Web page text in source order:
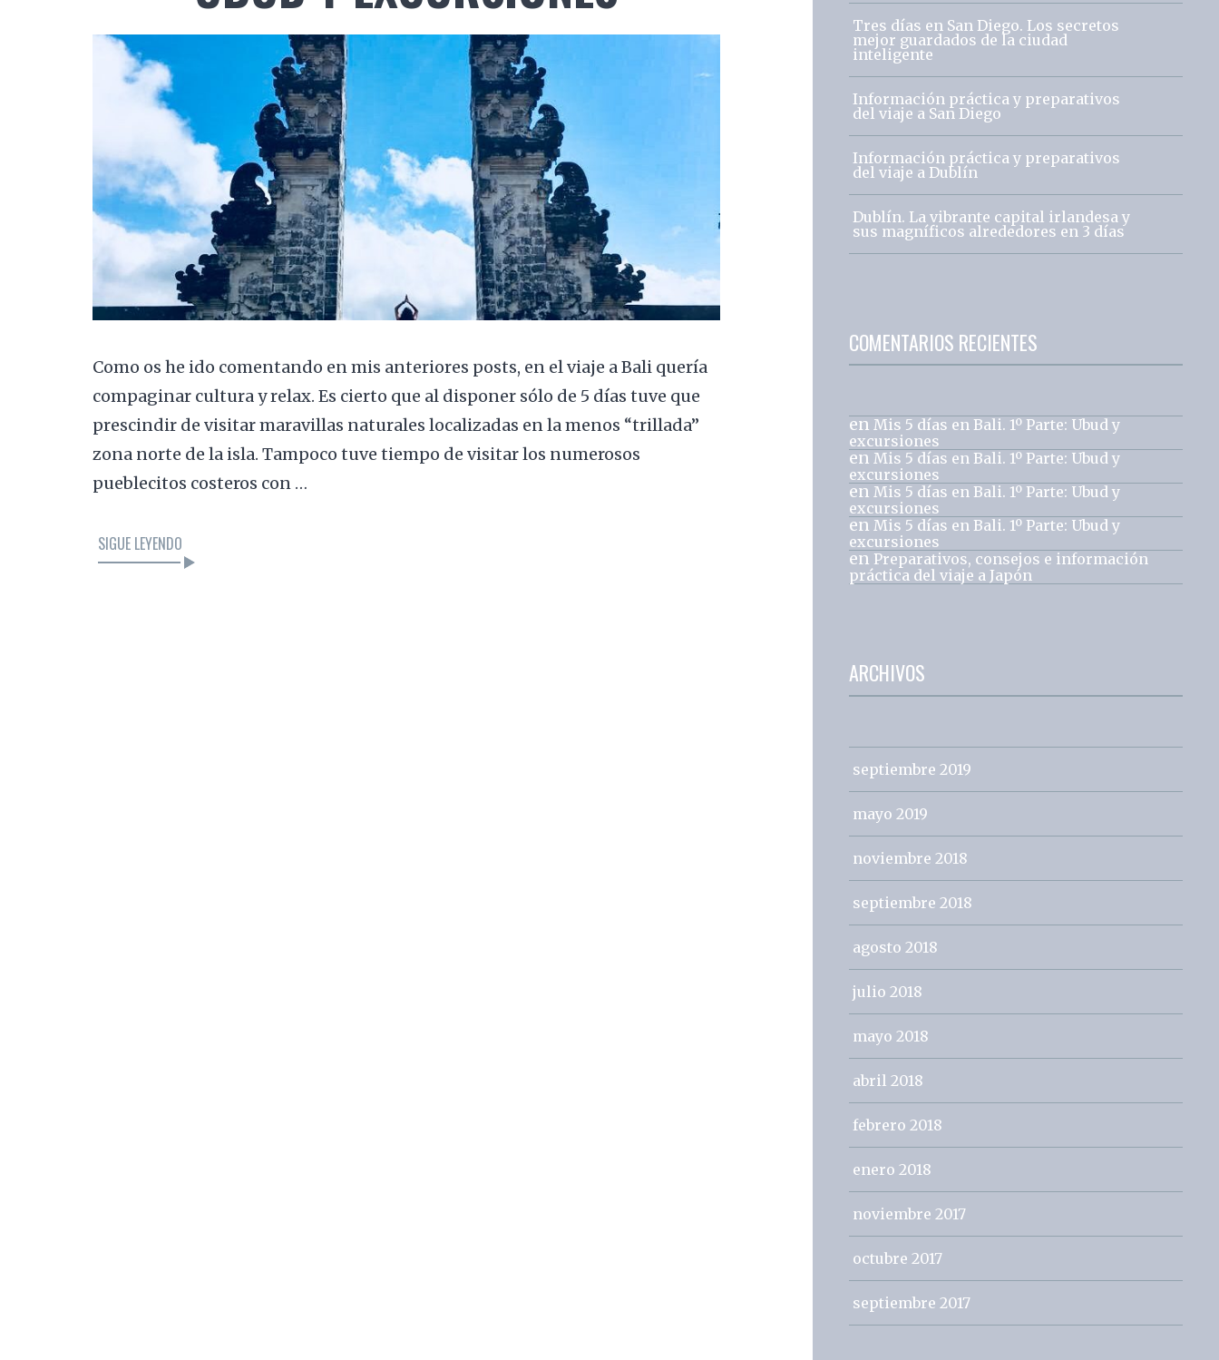
Como os he ido comentando en mis anteriores posts, en el viaje a Bali quería
compaginar cultura y relax. Es cierto que al disponer sólo de 5 días tuve que
prescindir de visitar maravillas naturales localizadas en la menos “trillada”
zona norte de la isla. Tampoco tuve tiempo de visitar los numerosos
pueblecitos costeros con …
SIGUE LEYENDO
Tres días en San Diego. Los secretos
mejor guardados de la ciudad
inteligente
Información práctica y preparativos
del viaje a San Diego
Información práctica y preparativos
del viaje a Dublín
Dublín. La vibrante capital irlandesa y
sus magníficos alrededores en 3 días
COMENTARIOS RECIENTES
en Mis 5 días en Bali. 1º Parte: Ubud y
excursiones
en Mis 5 días en Bali. 1º Parte: Ubud y
excursiones
en Mis 5 días en Bali. 1º Parte: Ubud y
excursiones
en Mis 5 días en Bali. 1º Parte: Ubud y
excursiones
en Preparativos, consejos e información
práctica del viaje a Japón
ARCHIVOS
septiembre 2019
mayo 2019
noviembre 2018
septiembre 2018
agosto 2018
julio 2018
mayo 2018
abril 2018
febrero 2018
enero 2018
noviembre 2017
octubre 2017
septiembre 2017